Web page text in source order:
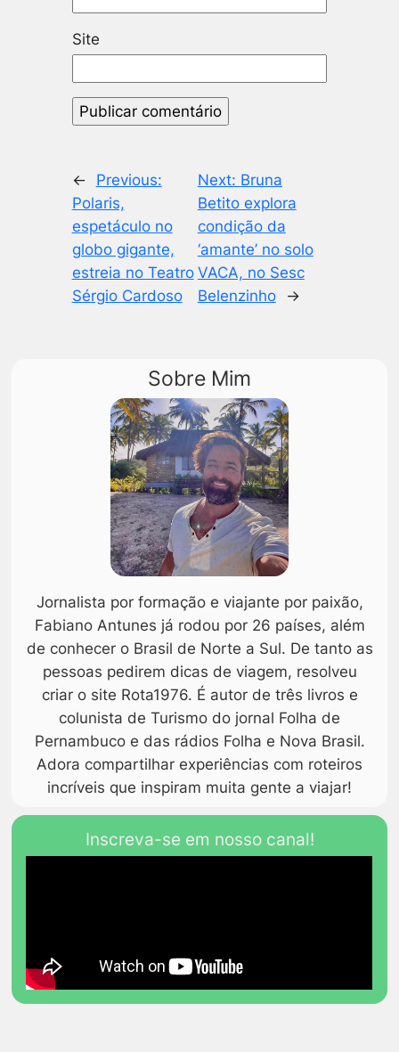
Site
←
Previous:
Polaris,
espetáculo no
globo gigante,
estreia no Teatro
Sérgio Cardoso
Next: Bruna
Betito explora
condição da
‘amante’ no solo
VACA, no Sesc
Belenzinho
→
Sobre Mim
Jornalista por formação e viajante por paixão,
Fabiano Antunes já rodou por 26 países, além
de conhecer o Brasil de Norte a Sul. De tanto as
pessoas pedirem dicas de viagem, resolveu
criar o site Rota1976. É autor de três livros e
colunista de Turismo do jornal Folha de
Pernambuco e das rádios Folha e Nova Brasil.
Adora compartilhar experiências com roteiros
incríveis que inspiram muita gente a viajar!
Inscreva-se em nosso canal!